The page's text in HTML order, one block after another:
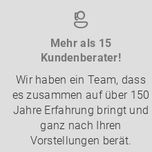
Mehr als 15
Kundenberater!
Wir haben ein Team, dass
es zusammen auf über 150
Jahre Erfahrung bringt und
ganz nach Ihren
Vorstellungen berät.